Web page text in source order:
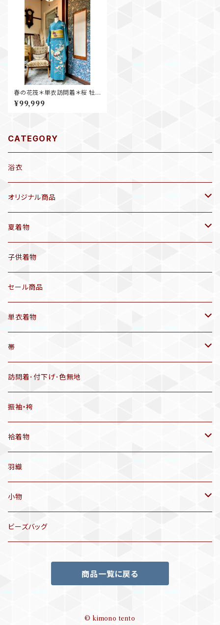
春の花筏＊単衣訪問着＊桜 牡
丹 菖蒲 橘 春 花 ターコイズブ
ルー アンティーク訪問着 A638
¥99,999
CATEGORY
浴衣
オリジナル商品
袷着物(10〜5月頃)
セオα 着物(5〜9月頃)
三分紐
帯揚げ
羽織
半幅帯
有松絞り浴衣(6～9月頃)
夏着物
アンティーク着物
リサイクル着物
子供着物
セール商品
単衣着物
アンティーク着物
リサイクル着物
帯
リサイクル帯
アンティーク帯
アンティーク仕立てかえ帯
名古屋帯
洒落袋帯
袋帯
訪問着･付下げ･色無地
振袖・袴
袷着物
アンティーク着物
リサイクル着物
訪問着、付下げ、色無地
リサイクル色無地
羽織
小物
帯揚げ
ビーズバッグ
商品一覧に戻る
© kimono tento